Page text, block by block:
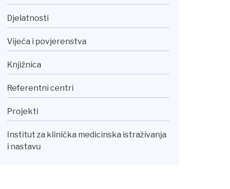
Djelatnosti
Vijeća i povjerenstva
Knjižnica
Referentni centri
Projekti
Institut za klinička medicinska istraživanja
i nastavu